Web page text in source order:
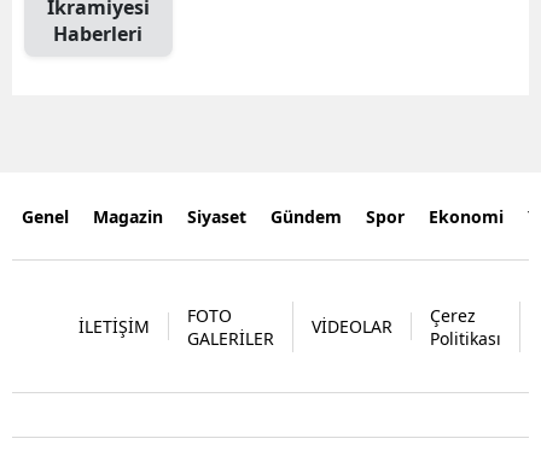
İkramiyesi
Haberleri
Genel Magazin Siyaset Gündem Spor Ekonomi
İLETİŞİM
FOTO
GALERİLER
VİDEOLAR
Çerez
Politikası